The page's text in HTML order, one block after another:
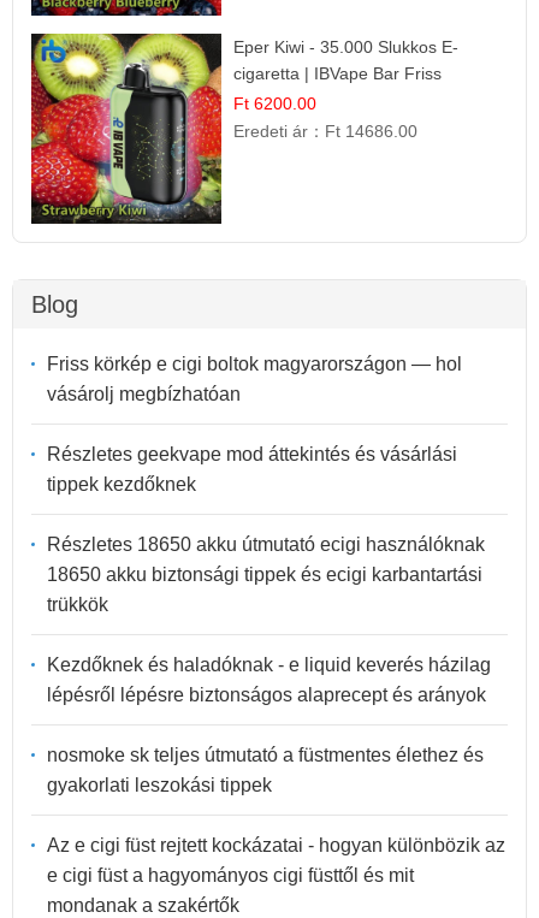
Eper Kiwi - 35.000 Slukkos E-
cigaretta | IBVape Bar Friss
Gyümölcs Ízek
Ft 6200.00
Eredeti ár： Ft 14686.00
Blog
Friss körkép e cigi boltok magyarországon — hol
vásárolj megbízhatóan
Részletes geekvape mod áttekintés és vásárlási
tippek kezdőknek
Részletes 18650 akku útmutató ecigi használóknak
18650 akku biztonsági tippek és ecigi karbantartási
trükkök
Kezdőknek és haladóknak - e liquid keverés házilag
lépésről lépésre biztonságos alaprecept és arányok
nosmoke sk teljes útmutató a füstmentes élethez és
gyakorlati leszokási tippek
Az e cigi füst rejtett kockázatai - hogyan különbözik az
e cigi füst a hagyományos cigi füsttől és mit
mondanak a szakértők